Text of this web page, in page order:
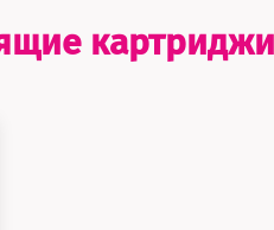
картриджи